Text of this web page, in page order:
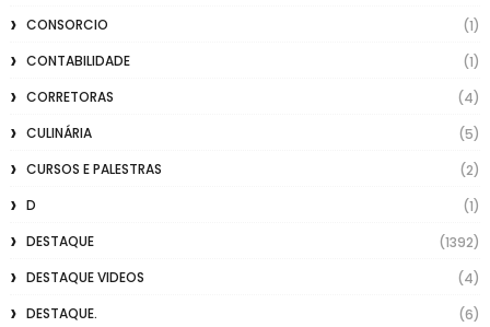
CONSORCIO
(1)
CONTABILIDADE
(1)
CORRETORAS
(4)
CULINÁRIA
(5)
CURSOS E PALESTRAS
(2)
D
(1)
DESTAQUE
(1392)
DESTAQUE VIDEOS
(4)
DESTAQUE.
(6)